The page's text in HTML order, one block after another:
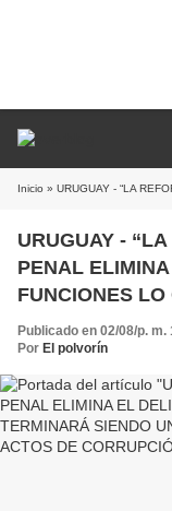
Inicio » URUGUAY - “LA REFORMA DEL CÓDIGO PENAL
URUGUAY -
PENAL
FUNCIONES
MECANISMO
DE
Publicado en 02/08/p. m.
Por El polvorín